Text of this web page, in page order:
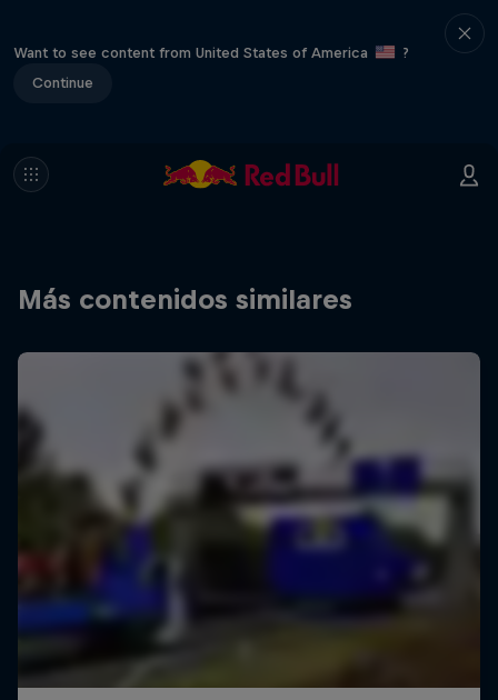
Want to see content from United States of America
?
Continue
Más contenidos similares